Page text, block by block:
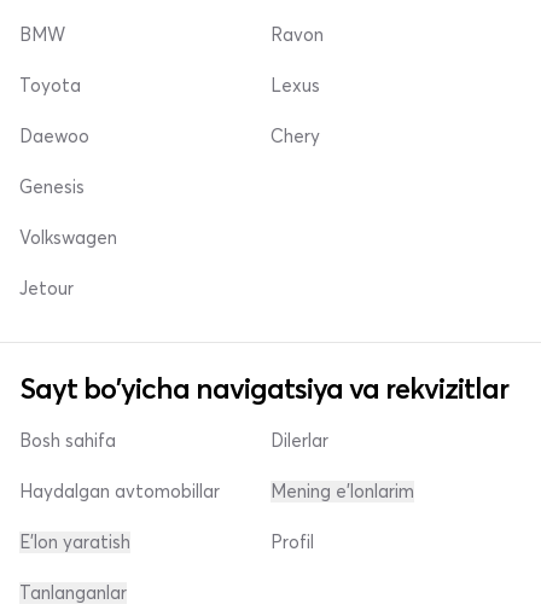
BMW
Toyota
Daewoo
Ravon
Lexus
Chery
Genesis
Volkswagen
Jetour
Sayt bo'yicha navigatsiya va rekvizitlar
Bosh sahifa
Haydalgan avtomobillar
E'lon yaratish
Dilerlar
Mening e'lonlarim
Profil
Tanlanganlar